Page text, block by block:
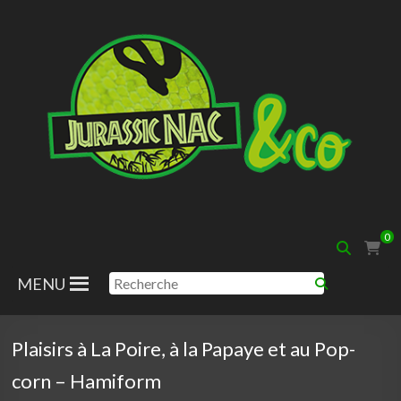
Nac
0
MENU
Plaisirs à La Poire, à la Papaye et au Pop-
corn – Hamiform